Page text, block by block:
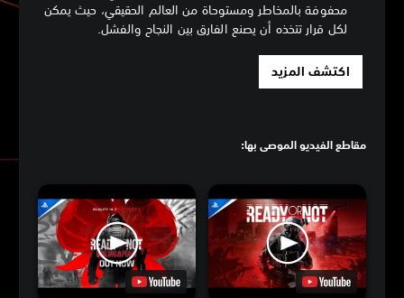
محفوفة بالمخاطر ومستوحاة من العالم الحقيقي، حيث يمكن
لكل قرار تتخذه أن يصنع الفارق بين النجاح والفشل.
اكتشف المزيد
مقاطع الفيديو الموصى بها: